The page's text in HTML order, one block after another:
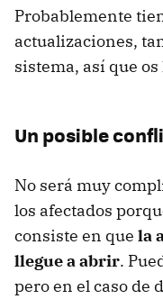
Probablemente
actualizaciones,
sistema, así que
Un posible
No será muy
los afectados
consiste en que la
llegue a abrir.
pero en el caso de